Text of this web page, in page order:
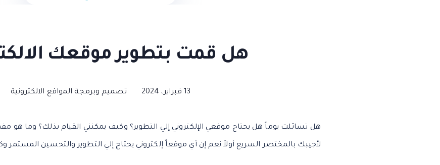
هل قمت بتطوير موقعك
13 فبراير، 2024 تصميم وبرمجة المواقع الالكترونية
هل تسائلت يوماً هل يحتاج موقعي الإلكتروني إلي التطوير؟ وكيف يمكنني القيام بذلك؟ وما هو
لأجيبك بالمختصر السريع أولاً نعم إن أي موقعاً إلكتروني يحتاج إلي التطوير والتحسين المستمر